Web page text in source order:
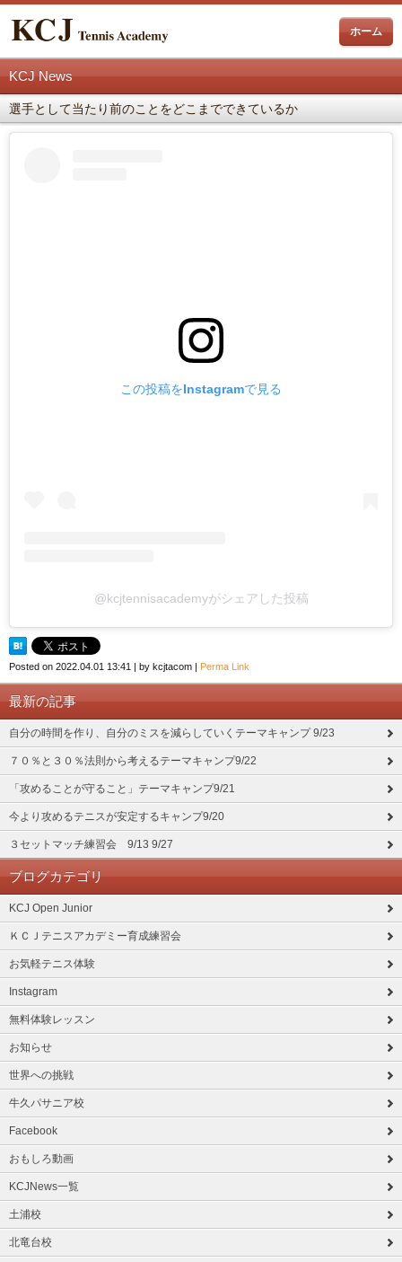
ホーム
KCJ News
選手として当たり前のことをどこまでできているか
この投稿をInstagramで見る
@kcjtennisacademyがシェアした投稿
Posted on 2022.04.01 13:41 | by kcjtacom | Perma Link
最新の記事
自分の時間を作り、自分のミスを減らしていくテーマキャンプ 9/23
７０％と３０％法則から考えるテーマキャンプ9/22
「攻めることが守ること」テーマキャンプ9/21
今より攻めるテニスが安定するキャンプ9/20
３セットマッチ練習会 9/13 9/27
ブログカテゴリ
KCJ Open Junior
ＫＣＪテニスアカデミー育成練習会
お気軽テニス体験
Instagram
無料体験レッスン
お知らせ
世界への挑戦
牛久パサニア校
Facebook
おもしろ動画
KCJNews一覧
土浦校
北竜台校